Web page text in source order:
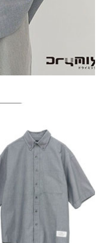
之用戶狀況，依本公司即
形，本公司將視審查結果
若發現惡意使用之情形，
度並採取法律行動。